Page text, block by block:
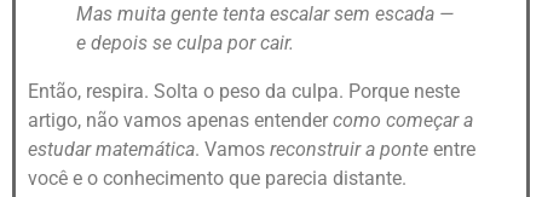
Mas muita gente tenta escalar sem escada —
e depois se culpa por cair.
Então, respira. Solta o peso da culpa. Porque neste
artigo, não vamos apenas entender como começar a
estudar matemática. Vamos reconstruir a ponte entre
você e o conhecimento que parecia distante.